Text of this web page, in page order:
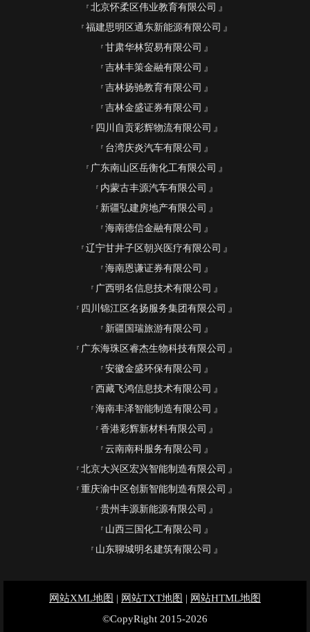
北京怀柔区伟业教育有限公司
福建思明区通东新能源有限公司
甘肃华林贸易有限公司
吉林丰策金融有限公司
吉林扬驰教育有限公司
吉林金盛证券有限公司
四川自贡彩辉物流有限公司
台湾庆炎汽车有限公司
广东南山区岳衡化工有限公司
内蒙古丰源汽车有限公司
新疆弘建房地产有限公司
海南德信金融有限公司
辽宁甘井子区朝兴医疗有限公司
海南恩谦证券有限公司
广西明名信息技术有限公司
四川锦江区名扬服务集团有限公司
新疆国瑞旅游有限公司
广东海珠区睿杰生物科技有限公司
安徽金盛环保有限公司
西藏飞鸿信息技术有限公司
海南丰泽智能制造有限公司
香港彩辉新材料有限公司
云南南科服务有限公司
北京大兴区宏兴智能制造有限公司
重庆渝中区创新智能制造有限公司
贵州丰源新能源有限公司
山西三国化工有限公司
山东聊城明名建筑有限公司
网站XML地图 | 网站TXT地图 | 网站HTML地图
©CopyRight 2015-2026